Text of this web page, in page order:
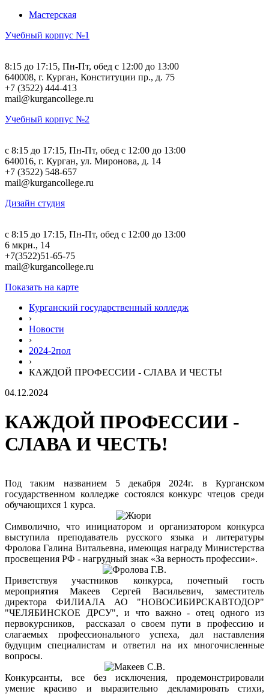
Мастерская
Учебный корпус №1
8:15 до 17:15, Пн-Пт, обед с 12:00 до 13:00
640008, г. Курган, Конституции пр., д. 75
+7 (3522) 444-413
mail@kurgancollege.ru
Учебный корпус №2
c 8:15 до 17:15, Пн-Пт, обед с 12:00 до 13:00
640016, г. Курган, ул. Миронова, д. 14
+7 (3522) 548-657
mail@kurgancollege.ru
Дизайн студия
c 8:15 до 17:15, Пн-Пт, обед с 12:00 до 13:00
6 мкрн., 14
+7(3522)51-65-75
mail@kurgancollege.ru
Показать на карте
Курганский государственный колледж
›
Новости
›
2024-2пол
›
КАЖДОЙ ПРОФЕССИИ - СЛАВА И ЧЕСТЬ!
04.12.2024
КАЖДОЙ ПРОФЕССИИ -
СЛАВА И ЧЕСТЬ!
Под таким названием 5 декабря 2024г. в Курганском
государственном колледже состоялся конкурс чтецов среди
обучающихся 1 курса.
Символично, что инициатором и организатором конкурса
выступила преподаватель русского языка и литературы
Фролова Галина Витальевна, имеющая награду Министерства
просвещения РФ - нагрудный знак «За верность профессии».
Приветствуя участников конкурса, почетный гость
мероприятия Макеев Сергей Васильевич, заместитель
директора ФИЛИАЛА АО "НОВОСИБИРСКАВТОДОР"
"ЧЕЛЯБИНСКОЕ ДРСУ", и что важно - отец одного из
первокурсников, рассказал о своем пути в профессию и
слагаемых профессионального успеха, дал наставления
будущим специалистам и ответил на их многочисленные
вопросы.
Конкурсанты, все без исключения, продемонстрировали
умение красиво и выразительно декламировать стихи,